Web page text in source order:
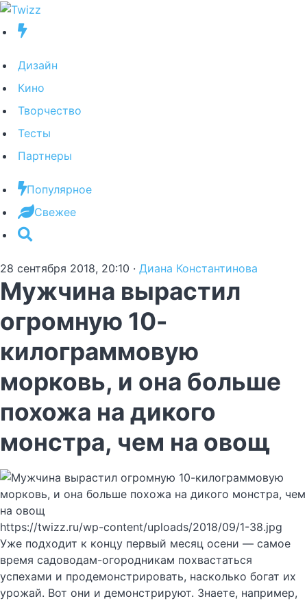
Дизайн
Кино
Творчество
Тесты
Партнеры
Популярное
Свежее
28 сентября 2018, 20:10 · Диана Константинова
Мужчина вырастил
огромную 10-
килограммовую
морковь, и она больше
похожа на дикого
монстра, чем на овощ
https://twizz.ru/wp-content/uploads/2018/09/1-38.jpg
Уже подходит к концу первый месяц осени — самое
время садоводам-огородникам похвастаться
успехами и продемонстрировать, насколько богат их
урожай. Вот они и демонстрируют. Знаете, например,